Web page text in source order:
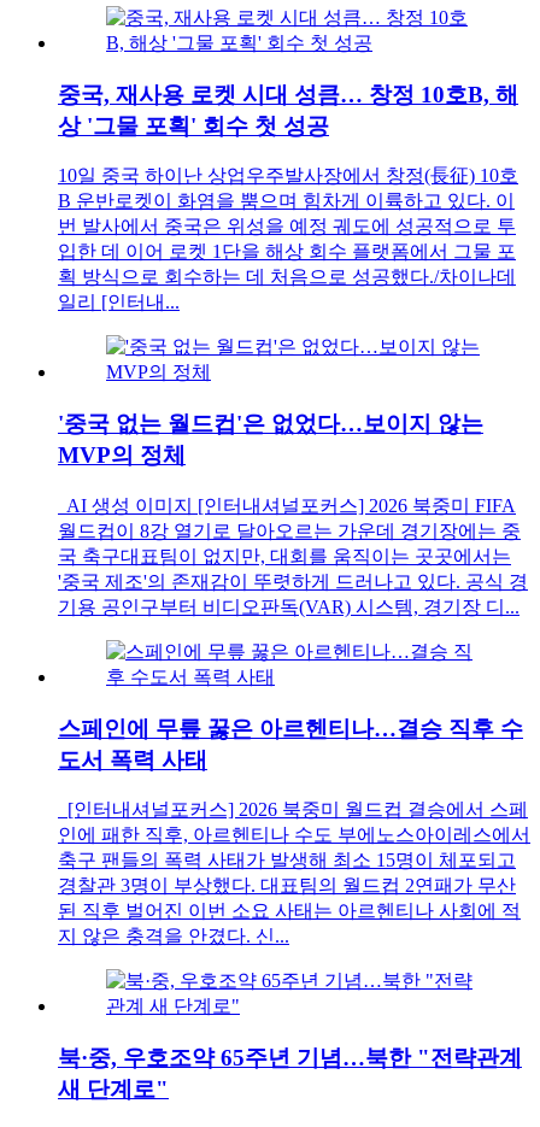
중국, 재사용 로켓 시대 성큼… 창정 10호B, 해
상 '그물 포획' 회수 첫 성공
10일 중국 하이난 상업우주발사장에서 창정(長征) 10호
B 운반로켓이 화염을 뿜으며 힘차게 이륙하고 있다. 이
번 발사에서 중국은 위성을 예정 궤도에 성공적으로 투
입한 데 이어 로켓 1단을 해상 회수 플랫폼에서 그물 포
획 방식으로 회수하는 데 처음으로 성공했다./차이나데
일리 [인터내...
'중국 없는 월드컵'은 없었다…보이지 않는
MVP의 정체
AI 생성 이미지 [인터내셔널포커스] 2026 북중미 FIFA
월드컵이 8강 열기로 달아오르는 가운데 경기장에는 중
국 축구대표팀이 없지만, 대회를 움직이는 곳곳에서는
'중국 제조'의 존재감이 뚜렷하게 드러나고 있다. 공식 경
기용 공인구부터 비디오판독(VAR) 시스템, 경기장 디...
스페인에 무릎 꿇은 아르헨티나…결승 직후 수
도서 폭력 사태
[인터내셔널포커스] 2026 북중미 월드컵 결승에서 스페
인에 패한 직후, 아르헨티나 수도 부에노스아이레스에서
축구 팬들의 폭력 사태가 발생해 최소 15명이 체포되고
경찰관 3명이 부상했다. 대표팀의 월드컵 2연패가 무산
된 직후 벌어진 이번 소요 사태는 아르헨티나 사회에 적
지 않은 충격을 안겼다. 신...
북·중, 우호조약 65주년 기념…북한 "전략관계
새 단계로"